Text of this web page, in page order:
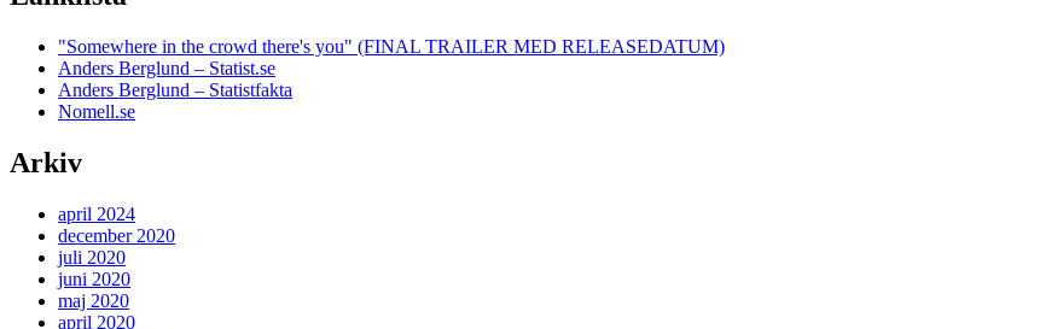
"Somewhere in the crowd there's you" (FINAL TRAILER MED RELEASEDATUM)
Anders Berglund – Statist.se
Anders Berglund – Statistfakta
Nomell.se
Arkiv
april 2024
december 2020
juli 2020
juni 2020
maj 2020
april 2020